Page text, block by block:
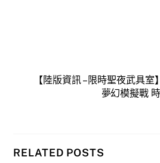
【陸版資訊 – 限時聖夜武具室】
夢幻模擬戰
RELATED POSTS